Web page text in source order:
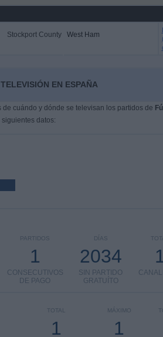
Stockport County West Ham
EN ESPAÑA
cuándo y dónde se televisan los partidos de
datos:
DÍAS
2034
SIN PARTIDO
GRATUÍTO
PARTIDOS
1
CONSECUTIVOS
DE PAGO
MÁXIMO
1
TOTAL
1